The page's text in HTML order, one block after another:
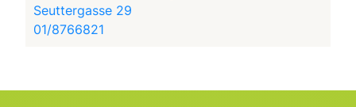
Seuttergasse 29
01/8766821